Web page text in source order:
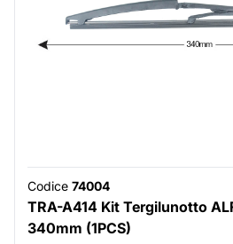
Codice 74004
TRA-A414 Kit Tergilunotto
340mm (1PCS)